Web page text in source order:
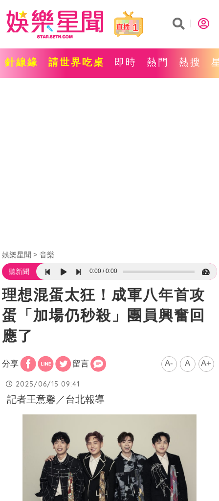
1
針線緣 請世界吃桌 即時 熱門 熱搜
娛樂星聞 音樂
聽新聞 0:00 0:00
理想混蛋太狂！成軍八年首攻
蛋「加場仍秒殺」團員興奮回
應了
分享 留言 A- A A+
2025/06/15 09:41
記者王意馨／台北報導